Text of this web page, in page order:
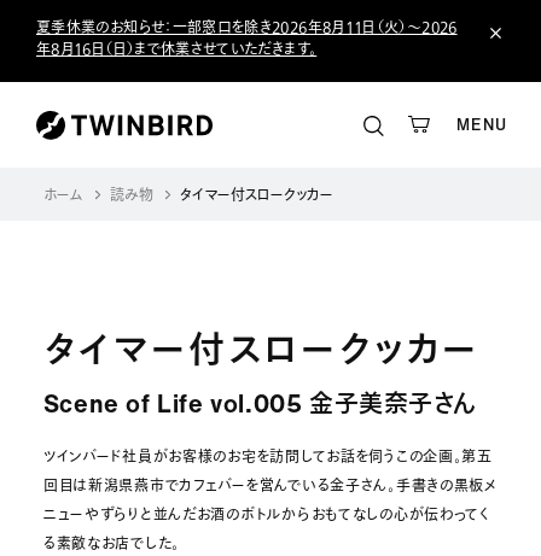
夏季休業のお知らせ：一部窓口を除き2026年8月11日（火）～2026
年8月16日（日）まで休業させていただきます。
MENU
ホーム 読み物 タイマー付スロークッカー
タイマー付スロークッカー
Scene of Life vol.005 金子美奈子さん
ツインバード社員がお客様のお宅を訪問してお話を伺うこの企画。第五
回目は新潟県燕市でカフェバーを営んでいる金子さん。手書きの黒板メ
ニューやずらりと並んだお酒のボトルからおもてなしの心が伝わってく
る素敵なお店でした。